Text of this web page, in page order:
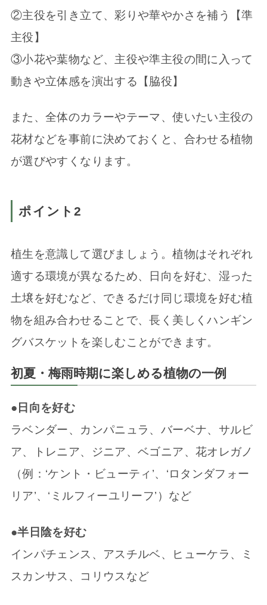
②主役を引き立て、彩りや華やかさを補う【準
主役】
③小花や葉物など、主役や準主役の間に入って
動きや立体感を演出する【脇役】
また、全体のカラーやテーマ、使いたい主役の
花材などを事前に決めておくと、合わせる植物
が選びやすくなります。
ポイント2
植生を意識して選びましょう。植物はそれぞれ
適する環境が異なるため、日向を好む、湿った
土壌を好むなど、できるだけ同じ環境を好む植
物を組み合わせることで、長く美しくハンギン
グバスケットを楽しむことができます。
初夏・梅雨時期に楽しめる植物の一例
●日向を好む
ラベンダー、カンパニュラ、バーベナ、サルビ
ア、トレニア、ジニア、ベゴニア、花オレガノ
（例：‘ケント・ビューティ’、‘ロタンダフォー
リア’、‘ミルフィーユリーフ’）など
●半日陰を好む
インパチェンス、アスチルベ、ヒューケラ、ミ
スカンサス、コリウスなど